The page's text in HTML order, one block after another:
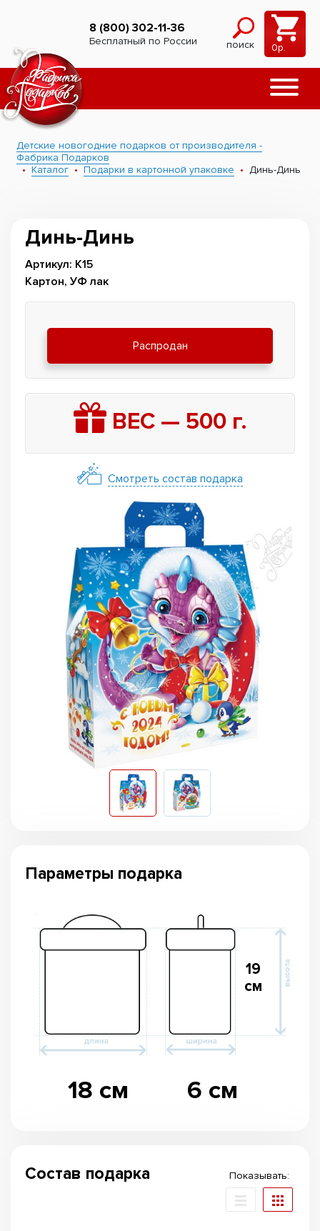
8 (800) 302-11-36
Бесплатный по России поиск 0р.
Детские новогодние подарков от производителя -
Фабрика Подарков
Каталог
Подарки в картонной упаковке Динь-Динь
Динь-Динь
Артикул: К15
Картон, УФ лак
Распродан
ВЕС — 500г.
Смотреть состав подарка
Параметры подарка
18 см 6 см
19
см
Состав подарка Показывать: